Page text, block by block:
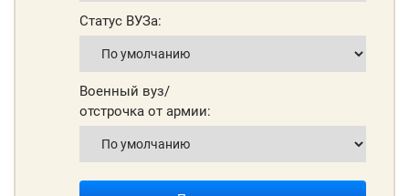
Статус ВУЗа:
Военный вуз/
отстрочка от армии: